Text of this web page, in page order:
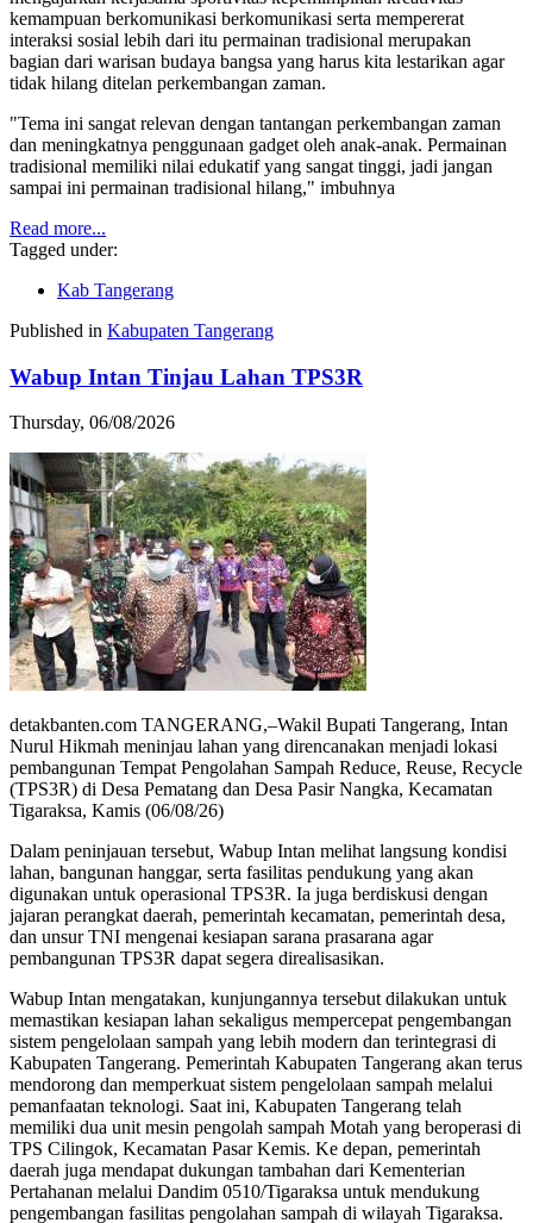
kemampuan berkomunikasi berkomunikasi serta mempererat
interaksi sosial lebih dari itu permainan tradisional merupakan
bagian dari warisan budaya bangsa yang harus kita lestarikan agar
tidak hilang ditelan perkembangan zaman.
"Tema ini sangat relevan dengan tantangan perkembangan zaman
dan meningkatnya penggunaan gadget oleh anak-anak. Permainan
tradisional memiliki nilai edukatif yang sangat tinggi, jadi jangan
sampai ini permainan tradisional hilang," imbuhnya
Read more...
Tagged under:
Kab Tangerang
Published in Kabupaten Tangerang
Wabup Intan Tinjau Lahan TPS3R
Thursday, 06/08/2026
detakbanten.com TANGERANG,–Wakil Bupati Tangerang, Intan
Nurul Hikmah meninjau lahan yang direncanakan menjadi lokasi
pembangunan Tempat Pengolahan Sampah Reduce, Reuse, Recycle
(TPS3R) di Desa Pematang dan Desa Pasir Nangka, Kecamatan
Tigaraksa, Kamis (06/08/26)
Dalam peninjauan tersebut, Wabup Intan melihat langsung kondisi
lahan, bangunan hanggar, serta fasilitas pendukung yang akan
digunakan untuk operasional TPS3R. Ia juga berdiskusi dengan
jajaran perangkat daerah, pemerintah kecamatan, pemerintah desa,
dan unsur TNI mengenai kesiapan sarana prasarana agar
pembangunan TPS3R dapat segera direalisasikan.
Wabup Intan mengatakan, kunjungannya tersebut dilakukan untuk
memastikan kesiapan lahan sekaligus mempercepat pengembangan
sistem pengelolaan sampah yang lebih modern dan terintegrasi di
Kabupaten Tangerang. Pemerintah Kabupaten Tangerang akan terus
mendorong dan memperkuat sistem pengelolaan sampah melalui
pemanfaatan teknologi. Saat ini, Kabupaten Tangerang telah
memiliki dua unit mesin pengolah sampah Motah yang beroperasi di
TPS Cilingok, Kecamatan Pasar Kemis. Ke depan, pemerintah
daerah juga mendapat dukungan tambahan dari Kementerian
Pertahanan melalui Dandim 0510/Tigaraksa untuk mendukung
pengembangan fasilitas pengolahan sampah di wilayah Tigaraksa.